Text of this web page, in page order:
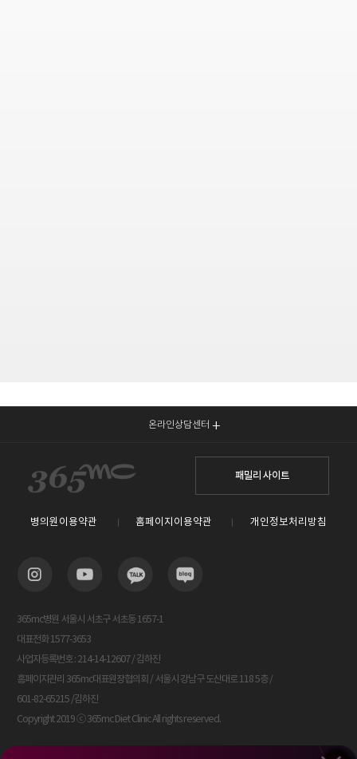
온라인상담센터
패밀리 사이트
병의원이용약관 홈페이지이용약관 개인정보처리방침
365mc병원 서울시 서초구 서초동 1657-1
대표전화 1577-3653
사업자등록번호 : 214-14-12607 / 김하진
홈페이지관리 365mc대표원장협의회 / 서울시 강남구 도산대로 118 5층 /
601-82-65215 /김하진
Copyright 2019 ⓒ 365mc Diet Clinic All rights reserved.